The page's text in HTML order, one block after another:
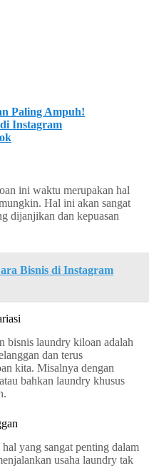
Paling Ampuh!
Instagram
ini waktu merupakan hal
Hal ini akan sangat
dijanjikan dan kepuasan
Bisnis di Instagram
bisnis laundry kiloan adalah
dan terus
kita. Misalnya dengan
bahkan laundry khusus
yang sangat penting dalam
usaha laundry tak